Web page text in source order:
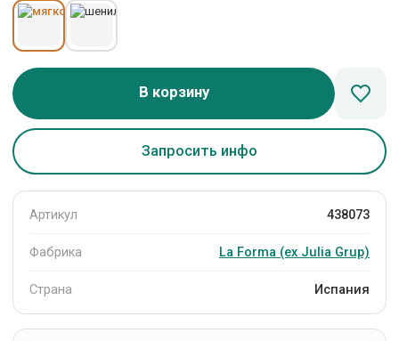
В корзину
Запросить инфо
Артикул 438073
Фабрика La Forma (ех Julia Grup)
Страна Испания